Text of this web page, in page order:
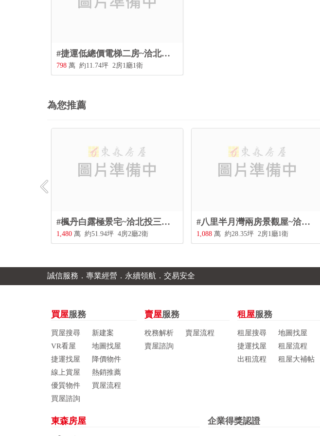
#捷運低總價電梯二房~洽北投三合街二段480號0228967788
798 萬 約11.74坪 2房1廳1衛
為您推薦
#楓丹白露極景宅~洽北投三合街二段480號0228967788
1,480 萬 約51.94坪 4房2廳2衛
#八里半月灣兩房景觀屋~洽北投三合街二段480號0228967788
1,088 萬 約28.35坪 2房1廳1衛
誠信服務．專業經營．永續領航．交易安全
買屋服務
買屋搜尋
新建案
VR看屋
地圖找屋
捷運找屋
降價物件
線上賞屋
熱銷推薦
優質物件
買屋流程
買屋諮詢
賣屋服務
稅務解析
賣屋流程
賣屋諮詢
租屋服務
租屋搜尋
地圖找屋
捷運找屋
租屋流程
出租流程
租屋大補帖
東森房屋 企業得獎認證